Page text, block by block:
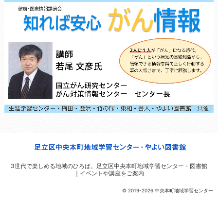
© 2019-2026 中央本町地域学習センター
3世代で楽しめる地域のひろば。 足立区中央本町地域学習センター・図書館
｜イベントや講座をご案内